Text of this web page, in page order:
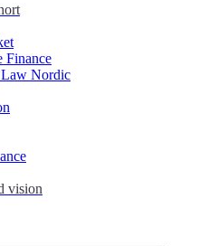
Finance
Nordic
vision